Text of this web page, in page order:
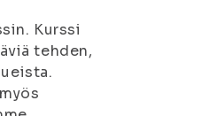
Kurssi
tehden,